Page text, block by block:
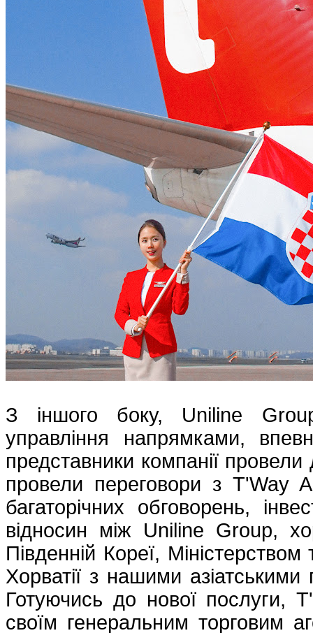
З іншого боку, Uniline
управління напрямками,
представники компанії провели
провели переговори з T'Way
багаторічних обговорень,
відносин між Uniline Group,
Південній Кореї,
Хорватії з нашими
Готуючись до нової послуги,
своїм генеральним торговим